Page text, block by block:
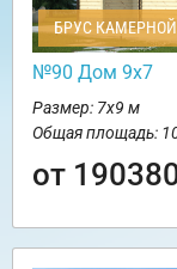
БРУС
№90 Дом 9х7
Размер: 7х9 м
Общая площадь:
от